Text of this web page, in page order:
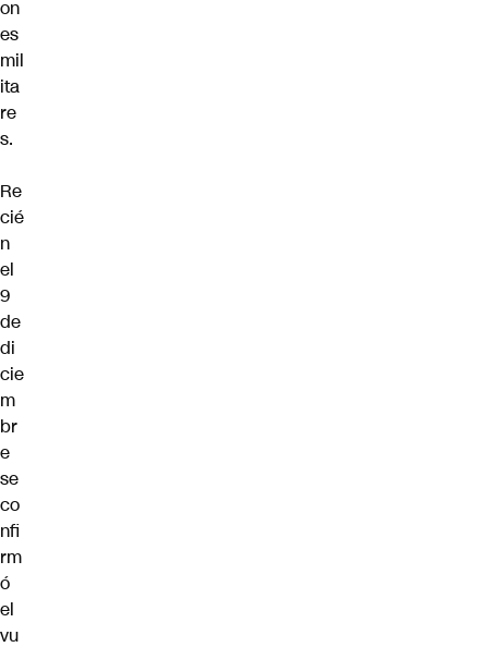
on
es
mil
ita
re
s.
Re
cié
n
el
9
de
di
cie
m
br
e
se
co
nfi
rm
ó
el
vu